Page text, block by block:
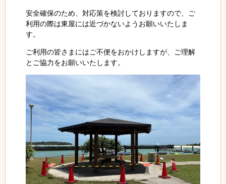
安全確保のため、対応策を検討しておりますので、ご
利用の際は東屋には近づかないようお願いいたしま
す。
ご利用の皆さまにはご不便をおかけしますが、ご理解
とご協力をお願いいたします。